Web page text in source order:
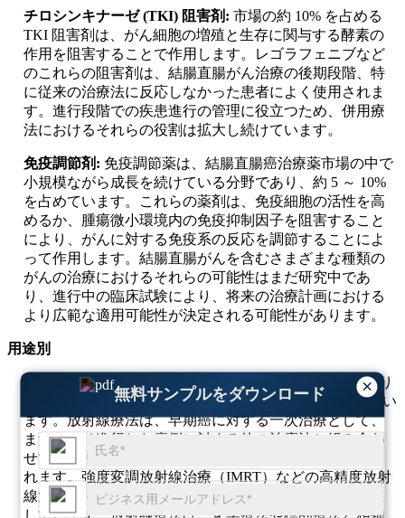
×
無料サンプルをダウンロード
チロシンキナーゼ (TKI) 阻害剤: 市場の約 10% を占める
TKI 阻害剤は、がん細胞の増殖と生存に関与する酵素の
作用を阻害することで作用します。レゴラフェニブなど
のこれらの阻害剤は、結腸直腸がん治療の後期段階、特
に従来の治療法に反応しなかった患者によく使用されま
す。進行段階での疾患進行の管理に役立つため、併用療
法におけるそれらの役割は拡大し続けています。
免疫調節剤: 免疫調節薬は、結腸直腸癌治療薬市場の中で
小規模ながら成長を続けている分野であり、約 5 ～ 10%
を占めています。これらの薬剤は、免疫細胞の活性を高
めるか、腫瘍微小環境内の免疫抑制因子を阻害すること
により、がんに対する免疫系の反応を調節することによ
って作用します。結腸直腸がんを含むさまざまな種類の
がんの治療におけるそれらの可能性はまだ研究中であ
り、進行中の臨床試験により、将来の治療計画における
より広範な適用可能性が決定される可能性があります。
用途別
放射線療法:放射線療法は結腸直腸がん治療市場のかなり
の部分を占めており、市場シェアの 25 ～ 30% を占めてい
ます。放射線療法は、早期癌に対する一次治療として、
またはより進行した症例に対する他の治療法と組み合わ
せて、局所的な結腸直腸腫瘍を標的とするために使用さ
れます。強度変調放射線治療（IMRT）などの高精度放射
線治療技術の台頭が、この市場セグメントの成長を推進